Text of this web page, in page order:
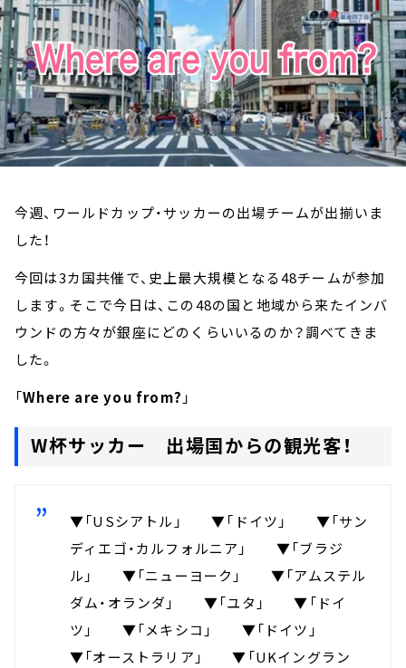
今週、ワールドカップ・サッカーの出場チームが出揃いま
した！
今回は3カ国共催で、史上最大規模となる48チームが参加
します。そこで今日は、この48の国と地域から来たインバ
ウンドの方々が銀座にどのくらいいるのか？調べてきま
した。
「Where are you from? 」
W杯サッカー 出場国からの観光客！
▼「USシアトル」 ▼「ドイツ」 ▼「サン
ディエゴ・カルフォルニア」 ▼「ブラジ
ル」 ▼「ニューヨーク」 ▼「アムステル
ダム・オランダ」 ▼「ユタ」 ▼「ドイ
ツ」 ▼「メキシコ」 ▼「ドイツ」
▼「オーストラリア」 ▼「UKイングラン